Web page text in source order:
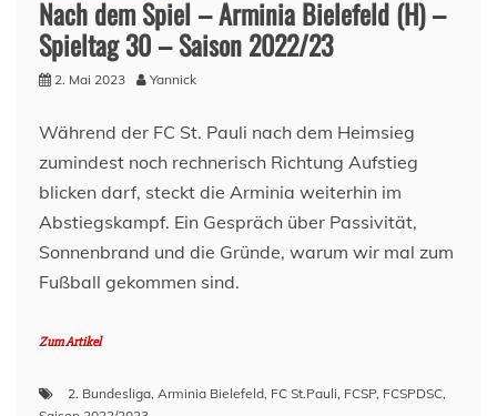
Nach dem Spiel – Arminia Bielefeld (H) –
Spieltag 30 – Saison 2022/23
2. Mai 2023 Yannick
Während der FC St. Pauli nach dem Heimsieg
zumindest noch rechnerisch Richtung Aufstieg
blicken darf, steckt die Arminia weiterhin im
Abstiegskampf. Ein Gespräch über Passivität,
Sonnenbrand und die Gründe, warum wir mal zum
Fußball gekommen sind.
Zum Artikel
2. Bundesliga, Arminia Bielefeld, FC St.Pauli, FCSP, FCSPDSC,